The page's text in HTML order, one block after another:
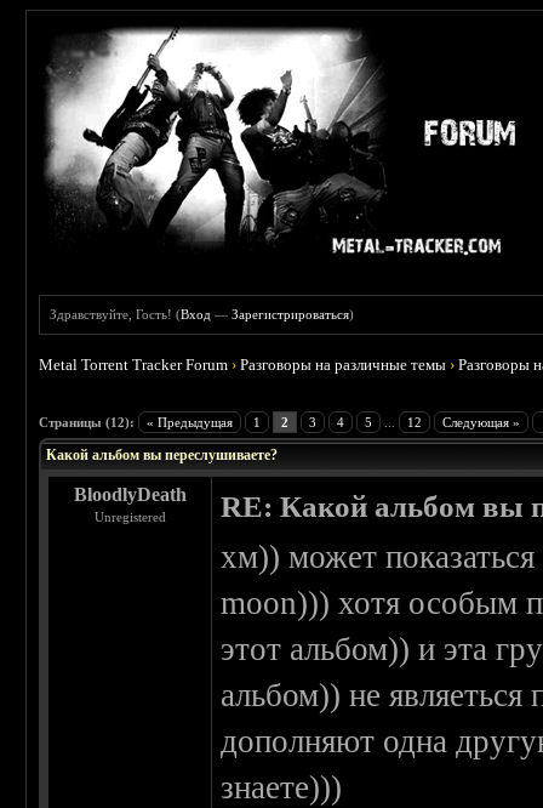
Здравствуйте, Гость! (Вход —Зарегистрироваться)
Metal Torrent Tracker Forum ›Разговоры на различные темы ›Разговоры
Страницы (12): « Предыдущая 1 2 3 4 5 12 Следующая »
Какой альбом вы переслушиваете?
BloodlyDeath
Unregistered RE: Какой альбом вы
хм)) может
moon))) хотя особым
этот альбом)) и эта
альбом)) не
дополняют одна
знаете)))